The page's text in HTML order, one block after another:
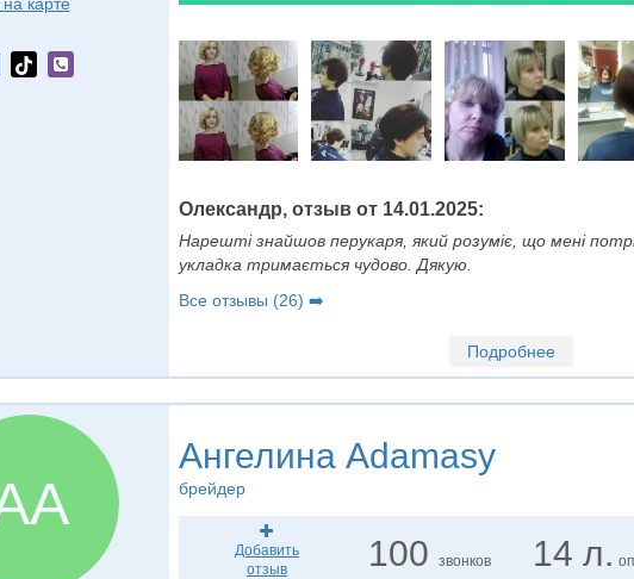
Олександр, отзыв от 14.01.2025:
Нарешті знайшов перукаря, який розуміє, що мені
укладка тримається чудово. Дякую.
Все отзывы (26) ➡️
Подробнее
Ангелина Adamasy
брейдер
Добавить
отзыв
100звонков 14 л.